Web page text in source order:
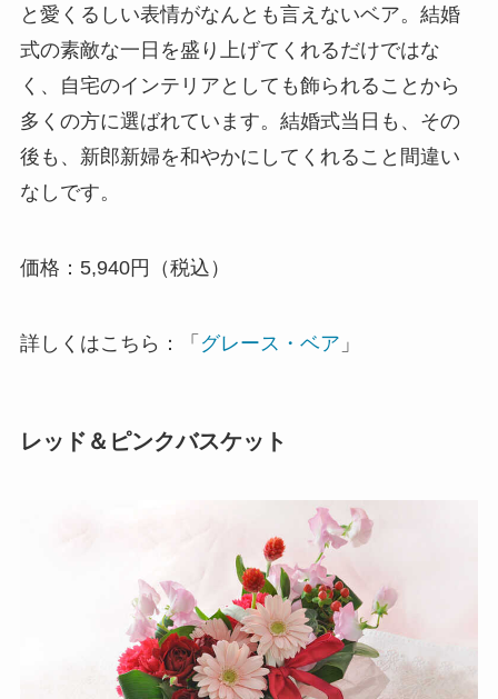
と愛くるしい表情がなんとも言えないベア。結婚
式の素敵な一日を盛り上げてくれるだけではな
く、自宅のインテリアとしても飾られることから
多くの方に選ばれています。結婚式当日も、その
後も、新郎新婦を和やかにしてくれること間違い
なしです。
価格：5,940円（税込）
詳しくはこちら：「 グレース・ベア 」
レッド＆ピンクバスケット